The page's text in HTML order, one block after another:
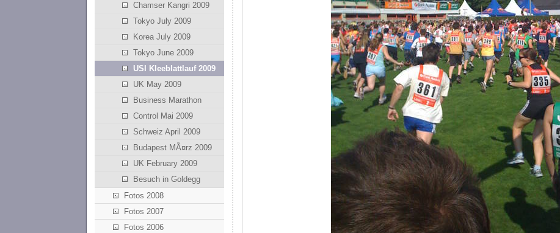
Chamser Kangri 2009
Tokyo July 2009
Korea July 2009
Tokyo June 2009
USI Kleeblattlauf 2009
UK May 2009
Business Marathon
Control Mai 2009
Schweiz April 2009
Budapest MÃ¤rz 2009
UK February 2009
Besuch in Goldegg
Fotos 2008
Fotos 2007
Fotos 2006